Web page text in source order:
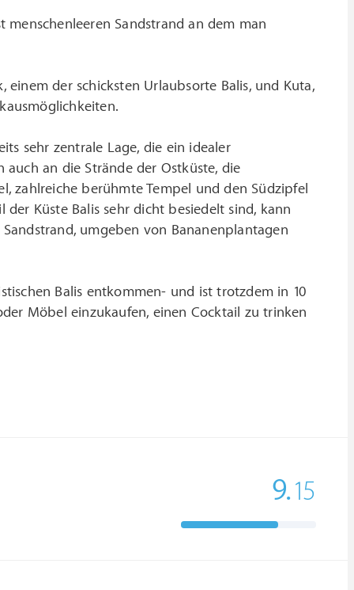
Sandstrand an dem man
der schicksten Urlaubsorte Balis, und Kuta,
sehr zentrale Lage, die ein idealer
an die Strände der Ostküste, die
zahlreiche berühmte Tempel und den Südzipfel
Küste Balis sehr dicht besiedelt sind, kann
umgeben von Bananenplantagen
Balis entkommen- und ist trotzdem in 10
Möbel einzukaufen, einen Cocktail zu trinken
9.15